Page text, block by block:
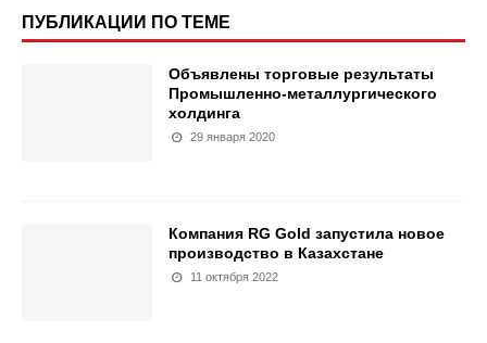
ПУБЛИКАЦИИ ПО ТЕМЕ
Объявлены торговые результаты
Промышленно-металлургического
холдинга
29 января 2020
Компания RG Gold запустила новое
производство в Казахстане
11 октября 2022